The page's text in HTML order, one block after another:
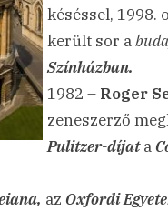
késéssel, 1998.
került sor a
Színházban.
1982 – Roger
zeneszerző
Pulitzer-díjata
az Oxfordi